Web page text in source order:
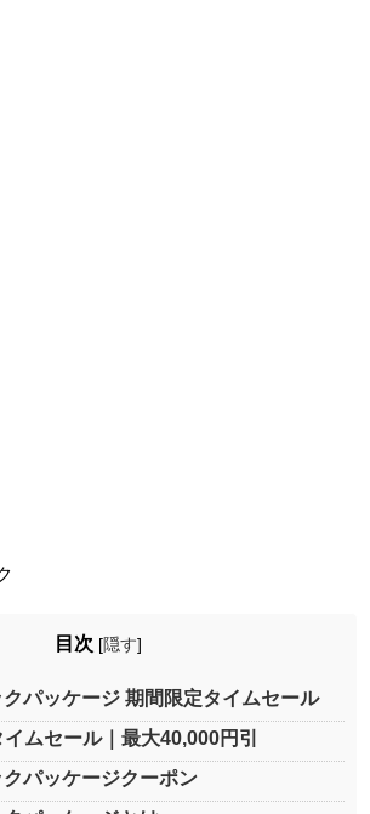
目次 [隠す]
パッケージ 期間限定タイムセール
ムセール｜最大40,000円引
パッケージクーポン